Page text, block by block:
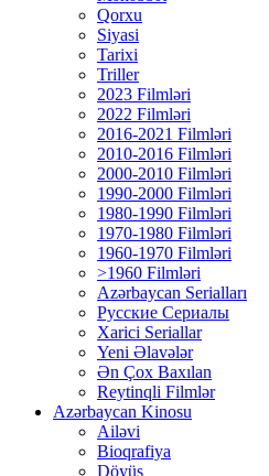
Qorxu
Siyasi
Tarixi
Triller
2023 Filmləri
2022 Filmləri
2016-2021 Filmləri
2010-2016 Filmləri
2000-2010 Filmləri
1990-2000 Filmləri
1980-1990 Filmləri
1970-1980 Filmləri
1960-1970 Filmləri
>1960 Filmləri
Azərbaycan Serialları
Русские Сериалы
Xarici Seriallar
Yeni Əlavələr
Ən Çox Baxılan
Reytinqli Filmlər
Azərbaycan Kinosu
Ailəvi
Bioqrafiya
Döyüş